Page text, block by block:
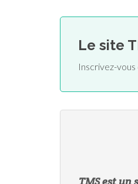
Le site
Inscrivez-